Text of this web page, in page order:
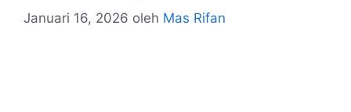
Januari 16, 2026 oleh Mas Rifan